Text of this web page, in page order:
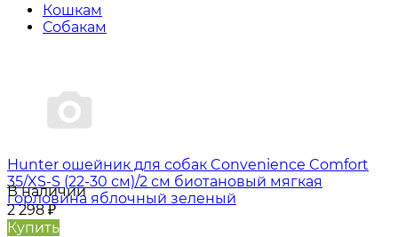
Кошкам
Собакам
Hunter oшейник для собак Convenience Comfort
35/XS-S (22-30 см)/2 см биотановый мягкая
горловина яблочный зеленый
В наличии
2 298₽
Купить